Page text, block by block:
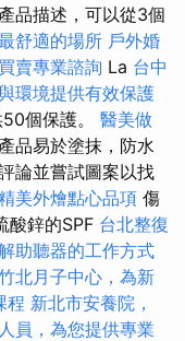
品描述，可以從3個
舒適的場所 戶外婚
賣專業諮詢 La 台中
環境提供有效保護
個保護。 醫美做
品易於塗抹，防水
論並嘗試圖案以找
美外燴點心品項 傷
酸鋅的SPF 台北整復
助聽器的工作方式
北月子中心，為新
程 新北市安養院，
員，為您提供專業